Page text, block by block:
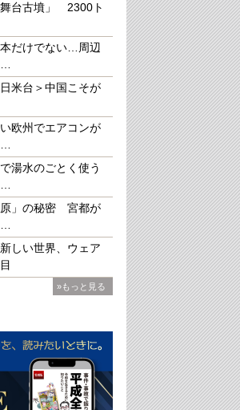
台古墳」 2300ト
だけでない…周辺
米台＞中国こそが
欧州でエアコンが
湯水のごとく使う
原」の秘密 宮都が
しい世界、ウェア
»もっと見る